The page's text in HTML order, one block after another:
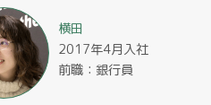
横田
2017年4月入社
前職：銀行員